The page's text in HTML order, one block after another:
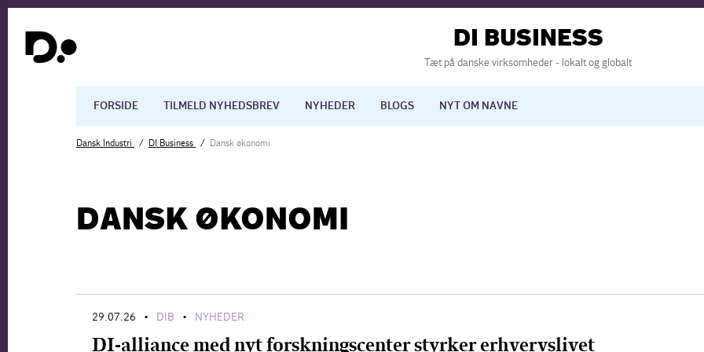
DI BUSINESS
Tæt på danske virksomheder - lokalt og globalt
FORSIDE TILMELD NYHEDSBREV NYHEDER BLOGS NYT OM NAVNE
Arbejdsmarkedet Uddannelse
Dansk Industri DI Business Dansk økonomi
DANSK ØKONOMI
29.07.26 • DIB • NYHEDER
DI-alliance med nyt forskningscenter styrker erhvervslivet